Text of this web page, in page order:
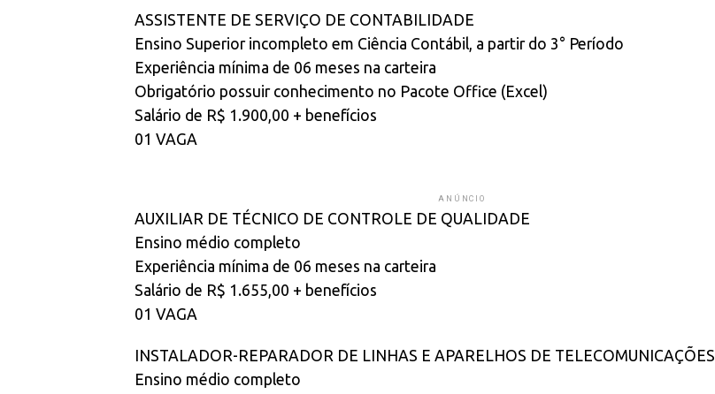
ASSISTENTE DE SERVIÇO DE CONTABILIDADE
Ensino Superior incompleto em Ciência Contábil, a partir do 3° Período
Experiência mínima de 06 meses na carteira
Obrigatório possuir conhecimento no Pacote Office (Excel)
Salário de R$ 1.900,00 + benefícios
01 VAGA
ANÚNCIO
AUXILIAR DE TÉCNICO DE CONTROLE DE QUALIDADE
Ensino médio completo
Experiência mínima de 06 meses na carteira
Salário de R$ 1.655,00 + benefícios
01 VAGA
INSTALADOR-REPARADOR DE LINHAS E APARELHOS DE TELECOMUNICAÇÕES
Ensino médio completo